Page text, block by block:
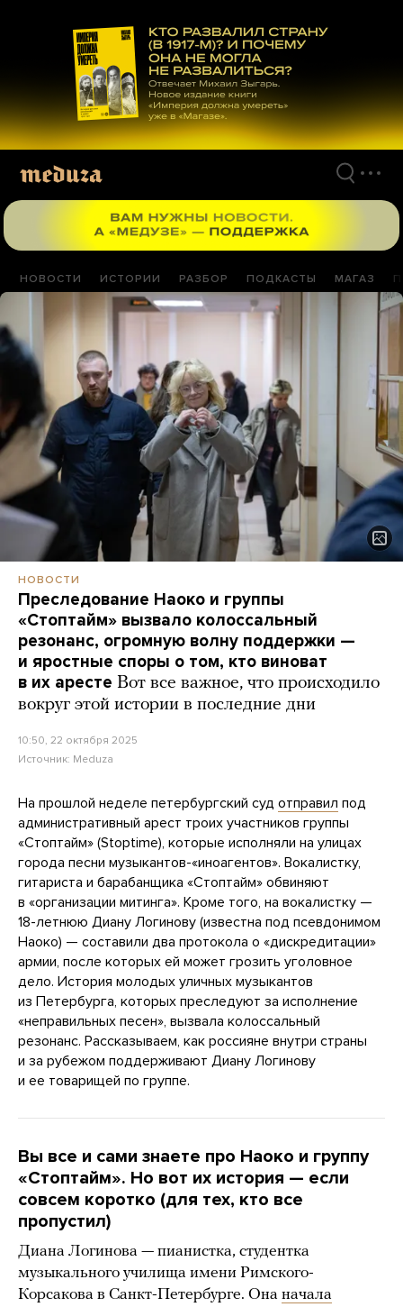
материалам
НОВОСТИ ИСТОРИИ РАЗБОР ПОДКАСТЫ МАГАЗ
НОВОСТИ
Преследование Наоко и группы
«Стоптайм» вызвало колоссальный
резонанс, огромную волну поддержки —
и яростные споры о том, кто виноват
в их аресте Вот все важное, что происходило
вокруг этой истории в последние дни
10:50, 22 октября 2025
Источник: Meduza
На прошлой неделе петербургский суд отправил под
административный арест троих участников группы
«Стоптайм» (Stoptime), которые исполняли на улицах
города песни музыкантов-«иноагентов». Вокалистку,
гитариста и барабанщика «Стоптайм» обвиняют
в «организации митинга». Кроме того, на вокалистку —
18-летнюю Диану Логинову (известна под псевдонимом
Наоко) — составили два протокола о «дискредитации»
армии, после которых ей может грозить уголовное
дело. История молодых уличных музыкантов
из Петербурга, которых преследуют за исполнение
«неправильных песен», вызвала колоссальный
резонанс. Рассказываем, как россияне внутри страны
и за рубежом поддерживают Диану Логинову
и ее товарищей по группе.
Вы все и сами знаете про Наоко и группу
«Стоптайм». Но вот их история — если
совсем коротко (для тех, кто все
пропустил)
Диана Логинова — пианистка, студентка
музыкального училища имени Римского-
Корсакова в Санкт-Петербурге. Она начала